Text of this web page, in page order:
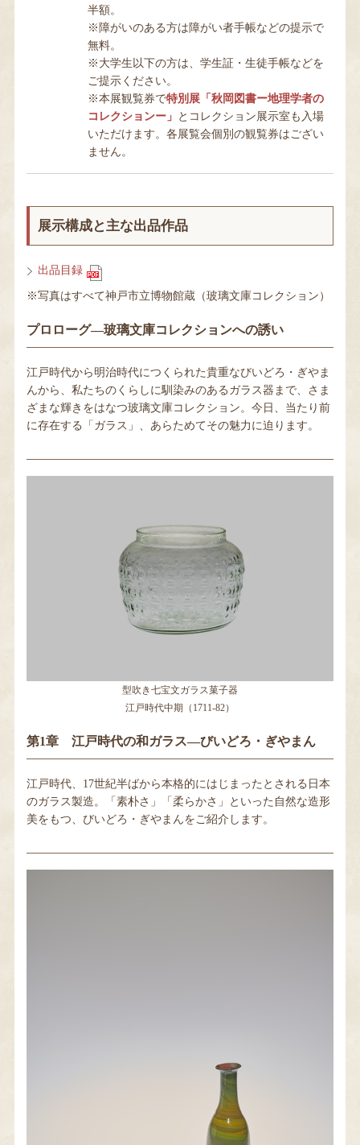
半額。
※障がいのある方は障がい者手帳などの提示で
無料。
※大学生以下の方は、学生証・生徒手帳などを
ご提示ください。
※本展観覧券で特別展「秋岡図書ー地理学者の
コレクションー」 とコレクション展示室も入場
いただけます。各展覧会個別の観覧券はござい
ません。
展示構成と主な出品作品
出品目録
※写真はすべて神戸市立博物館蔵（玻璃文庫コレクション）
プロローグ―玻璃文庫コレクションへの誘い
江戸時代から明治時代につくられた貴重なびいどろ・ぎやま
んから、私たちのくらしに馴染みのあるガラス器まで、さま
ざまな輝きをはなつ玻璃文庫コレクション。今日、当たり前
に存在する「ガラス」、あらためてその魅力に迫ります。
型吹き七宝文ガラス菓子器
江戸時代中期（1711-82）
第1章 江戸時代の和ガラス―びいどろ・ぎやまん
江戸時代、17世紀半ばから本格的にはじまったとされる日本
のガラス製造。「素朴さ」「柔らかさ」といった自然な造形
美をもつ、びいどろ・ぎやまんをご紹介します。